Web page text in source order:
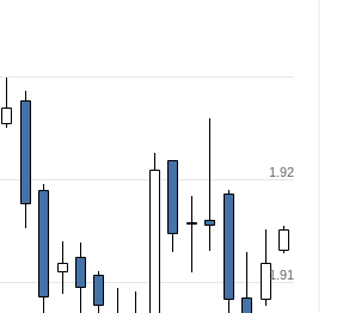
1.91
1.92